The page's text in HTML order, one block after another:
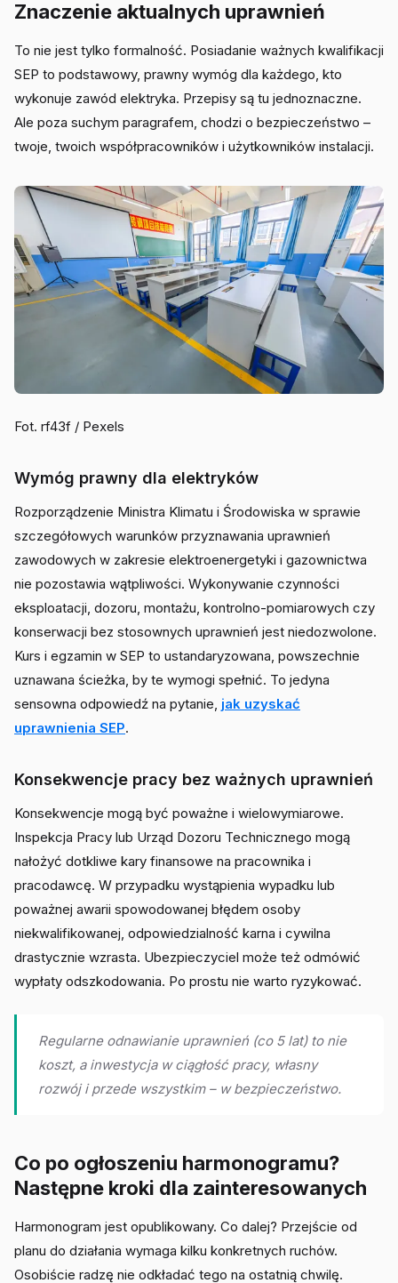
Znaczenie aktualnych uprawnień
To nie jest tylko formalność. Posiadanie ważnych kwalifikacji
SEP to podstawowy, prawny wymóg dla każdego, kto
wykonuje zawód elektryka. Przepisy są tu jednoznaczne.
Ale poza suchym paragrafem, chodzi o bezpieczeństwo –
twoje, twoich współpracowników i użytkowników instalacji.
Fot. rf43f / Pexels
Wymóg prawny dla elektryków
Rozporządzenie Ministra Klimatu i Środowiska w sprawie
szczegółowych warunków przyznawania uprawnień
zawodowych w zakresie elektroenergetyki i gazownictwa
nie pozostawia wątpliwości. Wykonywanie czynności
eksploatacji, dozoru, montażu, kontrolno-pomiarowych czy
konserwacji bez stosownych uprawnień jest niedozwolone.
Kurs i egzamin w SEP to ustandaryzowana, powszechnie
uznawana ścieżka, by te wymogi spełnić. To jedyna
sensowna odpowiedź na pytanie, jak uzyskać
uprawnienia SEP.
Konsekwencje pracy bez ważnych uprawnień
Konsekwencje mogą być poważne i wielowymiarowe.
Inspekcja Pracy lub Urząd Dozoru Technicznego mogą
nałożyć dotkliwe kary finansowe na pracownika i
pracodawcę. W przypadku wystąpienia wypadku lub
poważnej awarii spowodowanej błędem osoby
niekwalifikowanej, odpowiedzialność karna i cywilna
drastycznie wzrasta. Ubezpieczyciel może też odmówić
wypłaty odszkodowania. Po prostu nie warto ryzykować.
Regularne odnawianie uprawnień (co 5 lat) to nie
koszt, a inwestycja w ciągłość pracy, własny
rozwój i przede wszystkim – w bezpieczeństwo.
Co po ogłoszeniu harmonogramu?
Następne kroki dla zainteresowanych
Harmonogram jest opublikowany. Co dalej? Przejście od
planu do działania wymaga kilku konkretnych ruchów.
Osobiście radzę nie odkładać tego na ostatnią chwilę.